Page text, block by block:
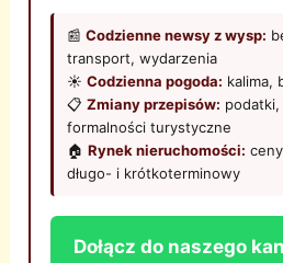
📰Codzienne newsy z wysp:
transport, wydarzenia
☀️Codzienna pogoda: kalima,
📋Zmiany przepisów:
formalności turystyczne
🏠Rynek nieruchomości:
długo- i krótkoterminowy
Dołącz do naszego